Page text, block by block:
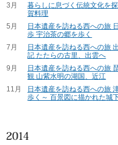
3月
暮らしに息づく伝統文化を
賀料理
5月
日本遺産を訪ねる西への旅
歩 宇治茶の郷を歩く
7月
日本遺産を訪ねる西への旅
記 たたらの古里、出雲へ
9月
日本遺産を訪ねる西への旅
観 山紫水明の湖国、近江
11月
日本遺産を訪ねる西への旅
歩く～ 百景図に描かれた城